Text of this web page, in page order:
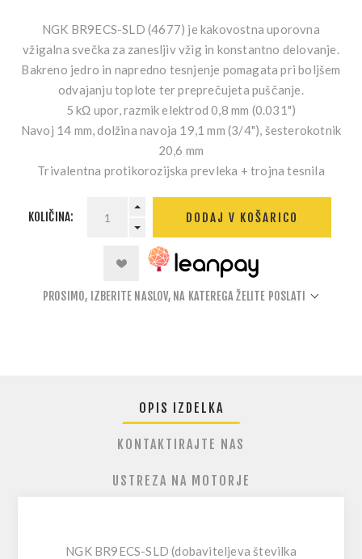
NGK BR9ECS-SLD (4677) je kakovostna uporovna
vžigalna svečka za zanesljiv vžig in konstantno delovanje.
Bakreno jedro in napredno tesnjenje pomagata pri boljšem
odvajanju toplote ter preprečujeta puščanje.
5 kΩ upor, razmik elektrod 0,8 mm (0.031")
Navoj 14 mm, dolžina navoja 19,1 mm (3/4"), šesterokotnik
20,6 mm
Trivalentna protikorozijska prevleka + trojna tesnila
KOLIČINA: DODAJ V KOŠARICO
PROSIMO, IZBERITE NASLOV, NA KATEREGA ŽELITE POSLATI
OPIS IZDELKA
KONTAKTIRAJTE NAS
USTREZA NA MOTORJE
NGK BR9ECS-SLD (dobaviteljeva številka